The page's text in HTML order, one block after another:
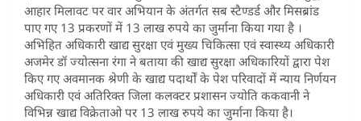
आहार मिलावट पर वार अभियान के अंतर्गत सब स्टैण्डर्ड और मिसब्रांड
पाए गए 13 प्रकरणों में 13 लाख रुपये का जुर्माना किया गया है ।
अभिहित अधिकारी खाद्य सुरक्षा एवं मुख्य चिकित्सा एवं स्वास्थ्य अधिकारी
अजमेर डॉ ज्योत्सना रंगा ने बताया की खाद्य सुरक्षा अधिकारियों द्वारा पेश
किए गए अवमानक श्रेणी के खाद्य पदार्थों के पेश परिवादों में न्याय निर्णयन
अधिकारी एवं अतिरिक्त जिला कलक्टर प्रशासन ज्योति ककवानी ने
विभिन्न खाद्य विक्रेताओ पर 13 लाख रुपये का जुर्माना किया है।